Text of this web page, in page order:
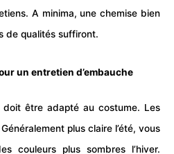
A minima, une chemise bien
de qualités suffiront.
un entretien d’embauche
être adapté au costume. Les
plus claire l’été, vous
couleurs plus sombres l’hiver.